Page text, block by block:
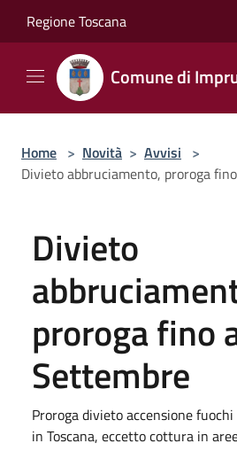
Regione Toscana
Comune di
Home > Novità > Avvisi >
Divieto abbruciamento, proroga
Divieto
proroga fino
Settembre
Proroga divieto accensione
in Toscana, eccetto cottura in